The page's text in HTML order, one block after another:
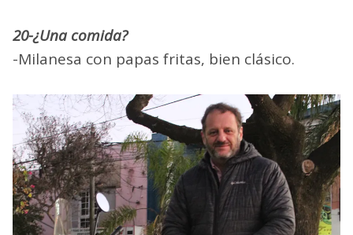
20-¿Una comida?
-Milanesa con papas fritas, bien clásico.